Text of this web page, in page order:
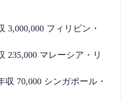
3,000,000 フィリピン・
235,000 マレーシア・リ
収 70,000 シンガポール・